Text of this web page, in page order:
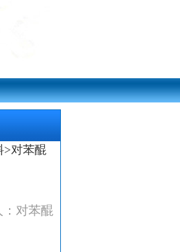
>对苯醌
：对苯醌